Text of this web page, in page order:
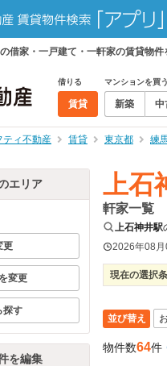
借家・一戸建て・一軒家の賃貸物
借りる
賃貸
マンションを買う
新築 中
ティ不動産 賃貸 東京都 練
エリア
更
変更
探す
を編集
上石
軒家一覧
上石神井駅
2026年08月
現在の選択
並び替え
物件数64件